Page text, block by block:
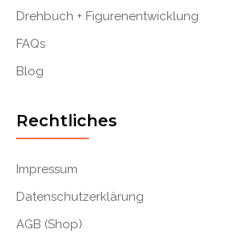
Drehbuch + Figurenentwicklung
FAQs
Blog
Rechtliches
Impressum
Datenschutzerklärung
AGB (Shop)